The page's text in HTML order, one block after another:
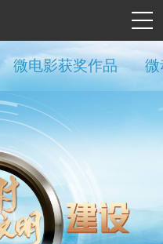
微电影获奖作品